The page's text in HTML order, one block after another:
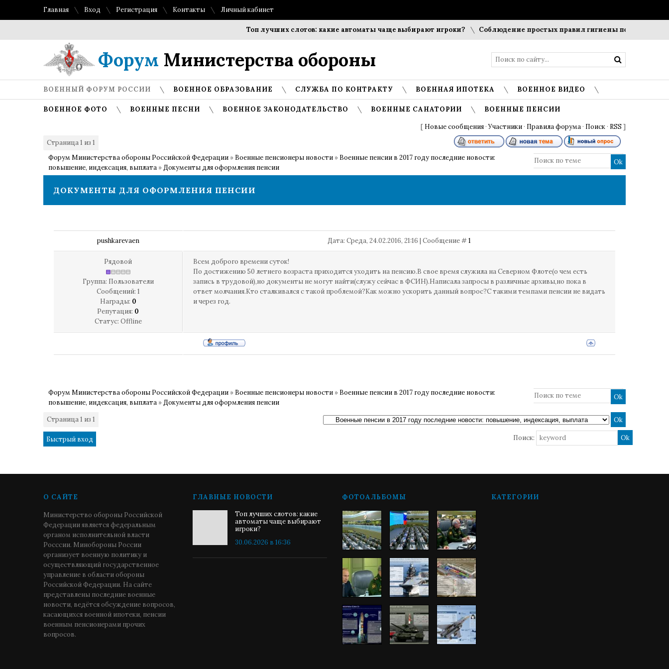
Главная Вход Регистрация Контакты Личный кабинет
Топ лучших слотов: какие автоматы чаще выбирают игроки? Соблюдение простых правил гигиены помогает
Форум Министерства обороны
ВОЕННЫЙ ФОРУМ РОССИИ ВОЕННОЕ ОБРАЗОВАНИЕ СЛУЖБА ПО КОНТРАКТУ ВОЕННАЯ ИПОТЕКА ВОЕННОЕ ВИДЕО
ВОЕННОЕ ФОТО ВОЕННЫЕ ПЕСНИ ВОЕННОЕ ЗАКОНОДАТЕЛЬСТВО ВОЕННЫЕ САНАТОРИИ ВОЕННЫЕ ПЕНСИИ
[ Новые сообщения ·Участники · Правила форума · Поиск · RSS ]
Страница1 из 1
Форум Министерства обороны Российской Федерации » Военные пенсионеры новости » Военные пенсии в 2017 году последние новости:
повышение, индексация, выплата »Документы для оформления пенсии
ДОКУМЕНТЫ ДЛЯ ОФОРМЛЕНИЯ ПЕНСИИ
pushkarevaen Дата: Среда, 24.02.2016, 21:16 | Сообщение #1
Рядовой
Группа: Пользователи
Сообщений: 1
Награды: 0
Репутация: 0
Статус: Offline
Всем доброго времени суток!
По достижению 50 летнего возраста приходится уходить на пенсию.В свое время служила на Северном Флоте(о чем есть
запись в трудовой),но документы не могут найти(служу сейчас в ФСИН).Написала запросы в различные архивы,но пока в
ответ молчания.Кто сталкивался с такой проблемой?Как можно ускорить данный вопрос?С такими темпами пенсии не видать
и через год.
Форум Министерства обороны Российской Федерации » Военные пенсионеры новости » Военные пенсии в 2017 году последние новости:
повышение, индексация, выплата »Документы для оформления пенсии
Страница1 из 1
Поиск:
О САЙТЕ
Министерство обороны Российской
Федерации является федеральным
органом исполнительной власти
Росссии. Минобороны России
организует военную политику и
осуществляющий государственное
управление в области обороны
Российской Федерации. На сайте
представлены последние военные
новости, ведётся обсуждение вопросов,
касающихся военной ипотеки, пенсии
военным пенсионерами прочих
вопросов.
ГЛАВНЫЕ НОВОСТИ
Топ лучших слотов: какие
автоматы чаще выбирают
игроки?
30.06.2026 в 16:36
ФОТОАЛЬБОМЫ КАТЕГОРИИ